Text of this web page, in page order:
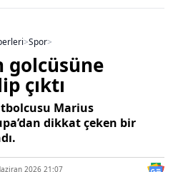
>Spor>
golcüsüne
çıktı
Marius
dikkat çeken bir
2026 21:07